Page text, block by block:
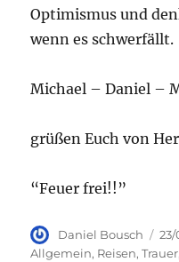
Optimismus und
wenn es schwerfällt.
Michael – Daniel –
grüßen Euch von
“Feuer frei!!”
Autor
Daniel Bousch
am
Allgemein, Reisen,Trauer